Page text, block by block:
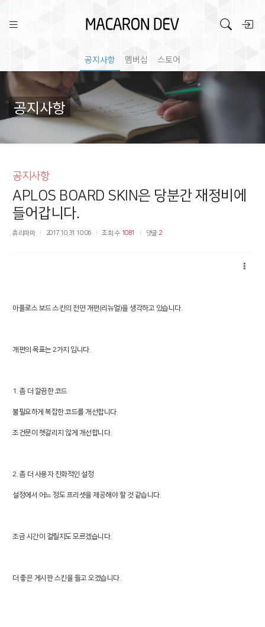
공지사항 멤버십 스토어
공지사항
공지사항
APLOS BOARD SKIN은 당분간 재정비에
들어갑니다.
휴리파파 2017.10.31 10:06 조회 수 1081 댓글 2
아플로스 보드 스킨의 전면 개편(리뉴얼)을 생각하고 있습니다.
개편의 목표는 2가지 입니다.
1. 좀 더 깔끔한 코드
불필요하게 복잡한 코드를 개선합니다.
조건문이 헷갈리지 않게 개선합니다.
2. 좀 더 사용자 친화적인 설정
설정에서 어느 정도 프리셋을 제공해야 할 것 같습니다.
조금 시간이 걸릴지도 모르겠습니다.
더 좋은 게시판 스킨을 들고 오겠습니다.